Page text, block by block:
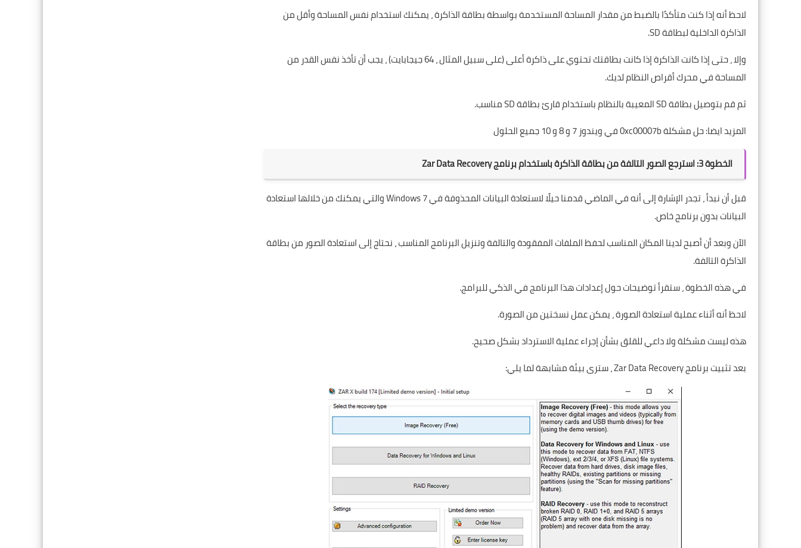
لاحظ أنه إذا كنت متأكدًا بالضبط من مقدار المساحة المستخدمة بواسطة بطاقة الذاكرة ، يمكنك استخدام نفس المساحة وأقل من
الذاكرة الداخلية لبطاقة SD.
وإلا ، حتى إذا كانت الذاكرة إذا كانت بطاقتك تحتوي على ذاكرة أعلى (على سبيل المثال ، 64 جيجابايت) ، يجب أن تأخذ نفس القدر من
المساحة في محرك أقراص النظام لديك.
ثم قم بتوصيل بطاقة SD المعيبة بالنظام باستخدام قارئ بطاقة SD مناسب.
المزيد ايضا:حل مشكلة 0xc00007b في ويندوز 7 و 8 و 10 جميع الحلول
الخطوة 3: استرجع الصور التالفة من بطاقة الذاكرة باستخدام برنامج Zar Data Recovery
قبل أن نبدأ ، تجدر الإشارة إلى أنه في الماضي قدمنا ​​حيلًا لاستعادة البيانات المحذوفة في Windows 7 والتي يمكنك من خلالها استعادة
البيانات بدون برنامج خاص.
الآن وبعد أن أصبح لدينا المكان المناسب لحفظ الملفات المفقودة والتالفة وتنزيل البرنامج المناسب ، نحتاج إلى استعادة الصور من بطاقة
الذاكرة التالفة.
في هذه الخطوة ، ستقرأ توضيحات حول إعدادات هذا البرنامج في الذكي للبرامج.
لاحظ أنه أثناء عملية استعادة الصورة ، يمكن عمل نسختين من الصورة.
هذه ليست مشكلة ولا داعي للقلق بشأن إجراء عملية الاسترداد بشكل صحيح.
بعد تثبيت برنامج Zar Data Recovery ، سترى بيئة مشابهة لما يلي: